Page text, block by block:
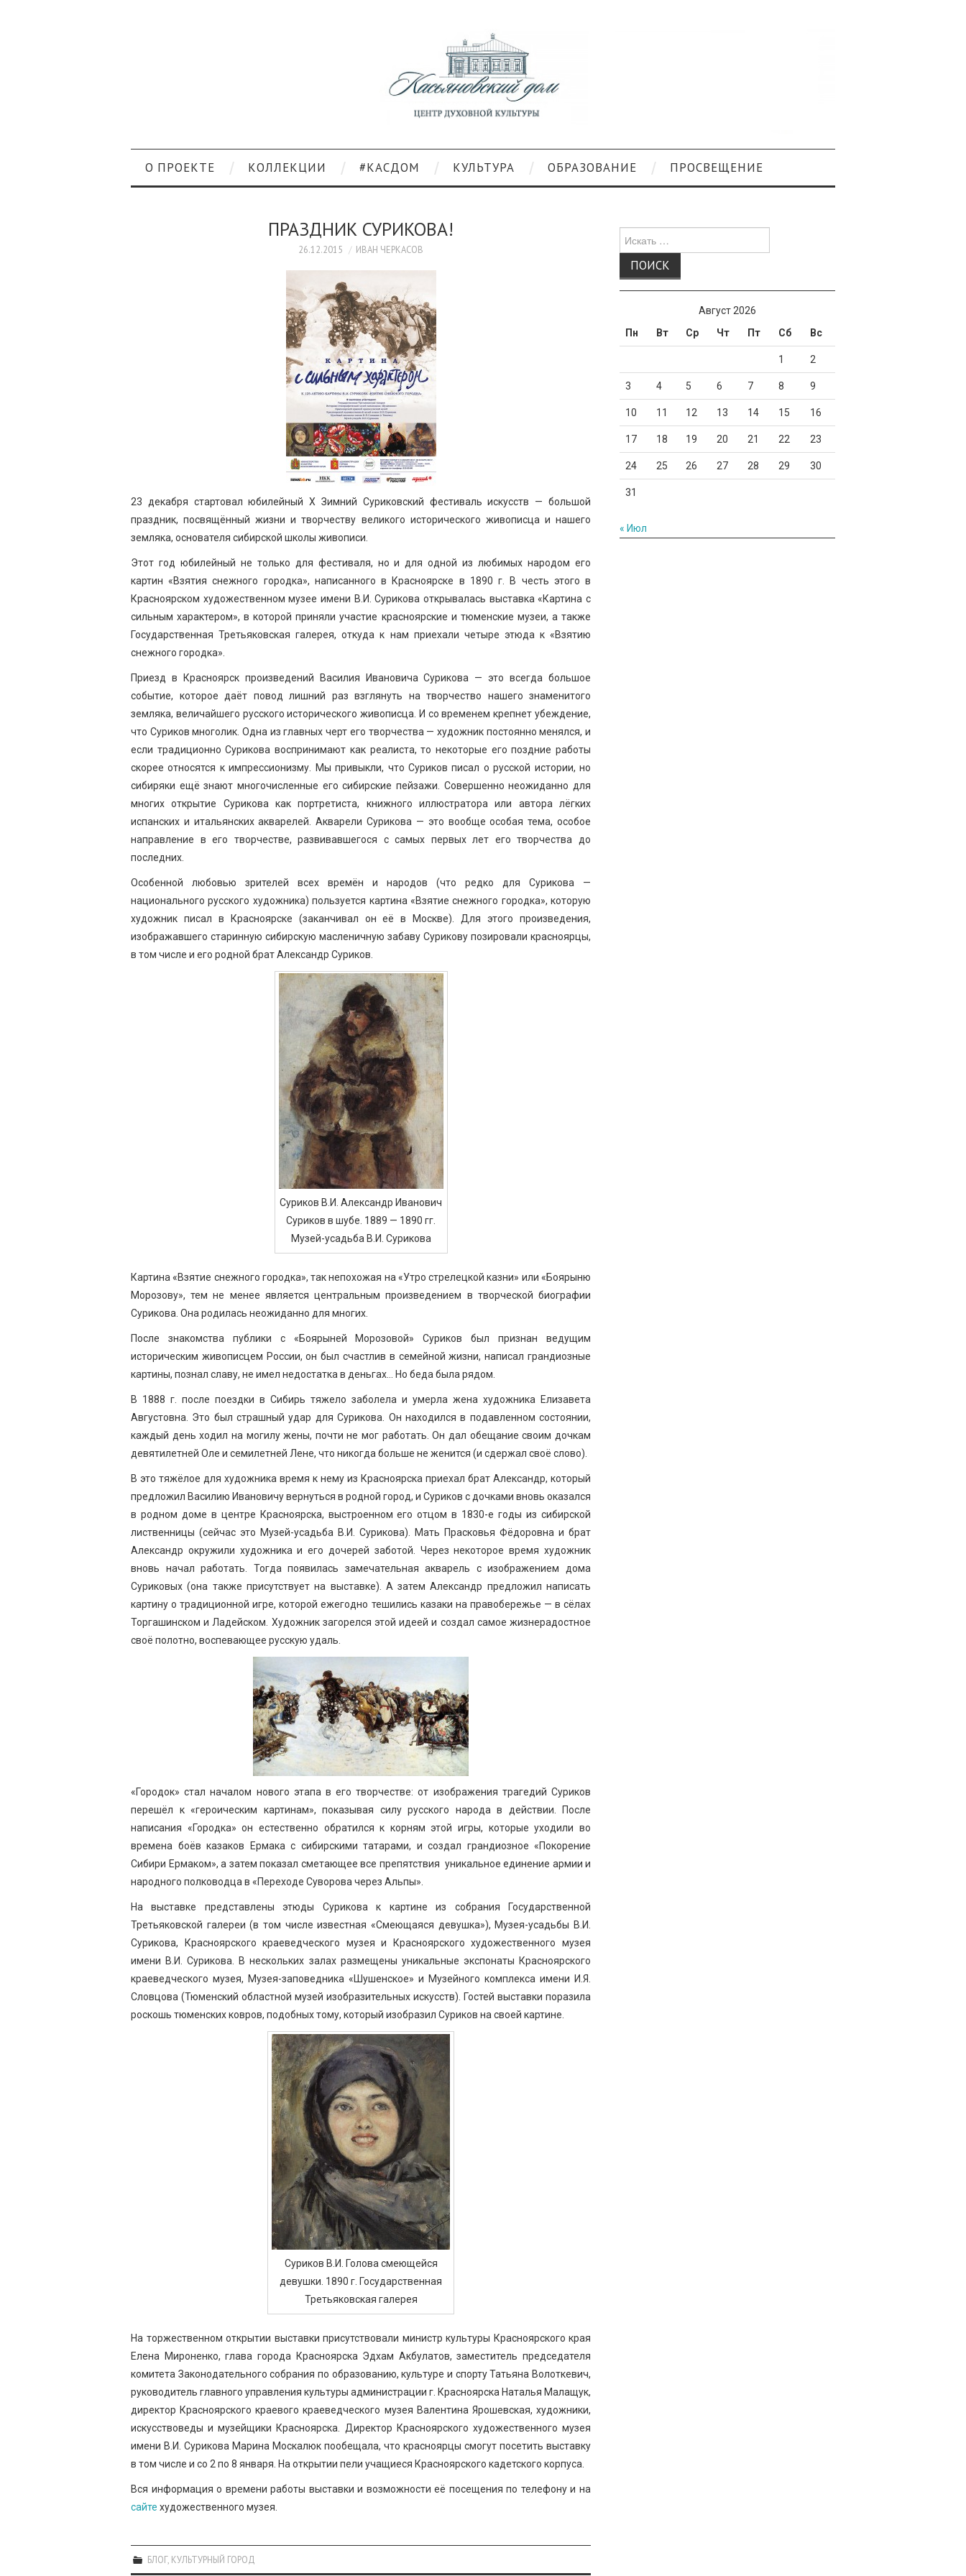
О ПРОЕКТЕ КОЛЛЕКЦИИ #КАСДОМ КУЛЬТУРА ОБРАЗОВАНИЕ ПРОСВЕЩЕНИЕ
ПРАЗДНИК СУРИКОВА!
26.12.2015 ИВАН ЧЕРКАСОВ
23 декабря стартовал юбилейный Х Зимний Суриковский фестиваль искусств — большой
праздник, посвящённый жизни и творчеству великого исторического живописца и нашего
земляка, основателя сибирской школы живописи.
Этот год юбилейный не только для фестиваля, но и для одной из любимых народом его
картин «Взятия снежного городка», написанного в Красноярске в 1890 г. В честь этого в
Красноярском художественном музее имени В.И. Сурикова открывалась выставка «Картина с
сильным характером», в которой приняли участие красноярские и тюменские музеи, а также
Государственная Третьяковская галерея, откуда к нам приехали четыре этюда к «Взятию
снежного городка».
Приезд в Красноярск произведений Василия Ивановича Сурикова — это всегда большое
событие, которое даёт повод лишний раз взглянуть на творчество нашего знаменитого
земляка, величайшего русского исторического живописца. И со временем крепнет убеждение,
что Суриков многолик. Одна из главных черт его творчества — художник постоянно менялся, и
если традиционно Сурикова воспринимают как реалиста, то некоторые его поздние работы
скорее относятся к импрессионизму. Мы привыкли, что Суриков писал о русской истории, но
сибиряки ещё знают многочисленные его сибирские пейзажи. Совершенно неожиданно для
многих открытие Сурикова как портретиста, книжного иллюстратора или автора лёгких
испанских и итальянских акварелей. Акварели Сурикова — это вообще особая тема, особое
направление в его творчестве, развивавшегося с самых первых лет его творчества до
последних.
Особенной любовью зрителей всех времён и народов (что редко для Сурикова —
национального русского художника) пользуется картина «Взятие снежного городка», которую
художник писал в Красноярске (заканчивал он её в Москве). Для этого произведения,
изображавшего старинную сибирскую масленичную забаву Сурикову позировали красноярцы,
в том числе и его родной брат Александр Суриков.
Суриков В.И. Александр Иванович
Суриков в шубе. 1889 — 1890 гг.
Музей-усадьба В.И. Сурикова
Картина «Взятие снежного городка», так непохожая на «Утро стрелецкой казни» или «Боярыню
Морозову», тем не менее является центральным произведением в творческой биографии
Сурикова. Она родилась неожиданно для многих.
После знакомства публики с «Боярыней Морозовой» Суриков был признан ведущим
историческим живописцем России, он был счастлив в семейной жизни, написал грандиозные
картины, познал славу, не имел недостатка в деньгах… Но беда была рядом.
В 1888 г. после поездки в Сибирь тяжело заболела и умерла жена художника Елизавета
Августовна. Это был страшный удар для Сурикова. Он находился в подавленном состоянии,
каждый день ходил на могилу жены, почти не мог работать. Он дал обещание своим дочкам
девятилетней Оле и семилетней Лене, что никогда больше не женится (и сдержал своё слово).
В это тяжёлое для художника время к нему из Красноярска приехал брат Александр, который
предложил Василию Ивановичу вернуться в родной город, и Суриков с дочками вновь оказался
в родном доме в центре Красноярска, выстроенном его отцом в 1830-е годы из сибирской
лиственницы (сейчас это Музей-усадьба В.И. Сурикова). Мать Прасковья Фёдоровна и брат
Александр окружили художника и его дочерей заботой. Через некоторое время художник
вновь начал работать. Тогда появилась замечательная акварель с изображением дома
Суриковых (она также присутствует на выставке). А затем Александр предложил написать
картину о традиционной игре, которой ежегодно тешились казаки на правобережье — в сёлах
Торгашинском и Ладейском. Художник загорелся этой идеей и создал самое жизнерадостное
своё полотно, воспевающее русскую удаль.
«Городок» стал началом нового этапа в его творчестве: от изображения трагедий Суриков
перешёл к «героическим картинам», показывая силу русского народа в действии. После
написания «Городка» он естественно обратился к корням этой игры, которые уходили во
времена боёв казаков Ермака с сибирскими татарами, и создал грандиозное «Покорение
Сибири Ермаком», а затем показал сметающее все препятствия уникальное единение армии и
народного полководца в «Переходе Суворова через Альпы».
На выставке представлены этюды Сурикова к картине из собрания Государственной
Третьяковской галереи (в том числе известная «Смеющаяся девушка»), Музея-усадьбы В.И.
Сурикова, Красноярского краеведческого музея и Красноярского художественного музея
имени В.И. Сурикова. В нескольких залах размещены уникальные экспонаты Красноярского
краеведческого музея, Музея-заповедника «Шушенское» и Музейного комплекса имени И.Я.
Словцова (Тюменский областной музей изобразительных искусств). Гостей выставки поразила
роскошь тюменских ковров, подобных тому, который изобразил Суриков на своей картине.
Суриков В.И. Голова смеющейся
девушки. 1890 г. Государственная
Третьяковская галерея
На торжественном открытии выставки присутствовали министр культуры Красноярского края
Елена Мироненко, глава города Красноярска Эдхам Акбулатов, заместитель председателя
комитета Законодательного собрания по образованию, культуре и спорту Татьяна Волоткевич,
руководитель главного управления культуры администрации г. Красноярска Наталья Малащук,
директор Красноярского краевого краеведческого музея Валентина Ярошевская, художники,
искусствоведы и музейщики Красноярска. Директор Красноярского художественного музея
имени В.И. Сурикова Марина Москалюк пообещала, что красноярцы смогут посетить выставку
в том числе и со 2 по 8 января. На открытии пели учащиеся Красноярского кадетского корпуса.
Вся информация о времени работы выставки и возможности её посещения по телефону и на
сайте художественного музея.
БЛОГ, КУЛЬТУРНЫЙ ГОРОД
для:
Август 2026
Пн
Вт Ср Чт Пт Сб Вс
1 2
3 4 5 6 7 8 9
10 11 12 13 14 15 16
17 18 19 20 21 22 23
24 25 26 27 28 29 30
31
« Июл